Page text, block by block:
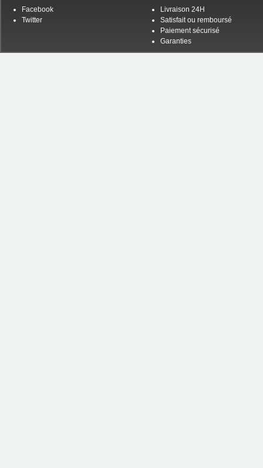
Facebook
Twitter
Livraison 24H
Satisfait ou remboursé
Paiement sécurisé
Garanties